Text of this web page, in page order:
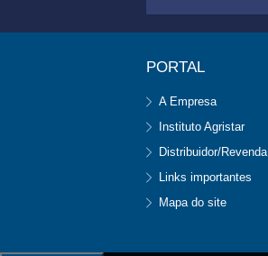
PORTAL
A Empresa
Instituto Agristar
Distribuidor/Revenda
Links importantes
Mapa do site